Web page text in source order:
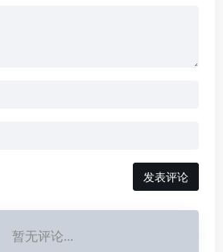
发表评论
暂无评论...